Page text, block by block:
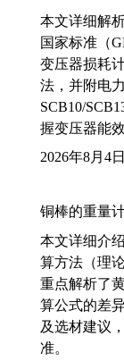
本文详细解
国家标准（
变压器损耗
法，并附电
SCB10/
握变压器能
2026年8月4日
铜棒的重量
本文详细介
算方法（理
重点解析了
算公式的差
及选材建议
准。